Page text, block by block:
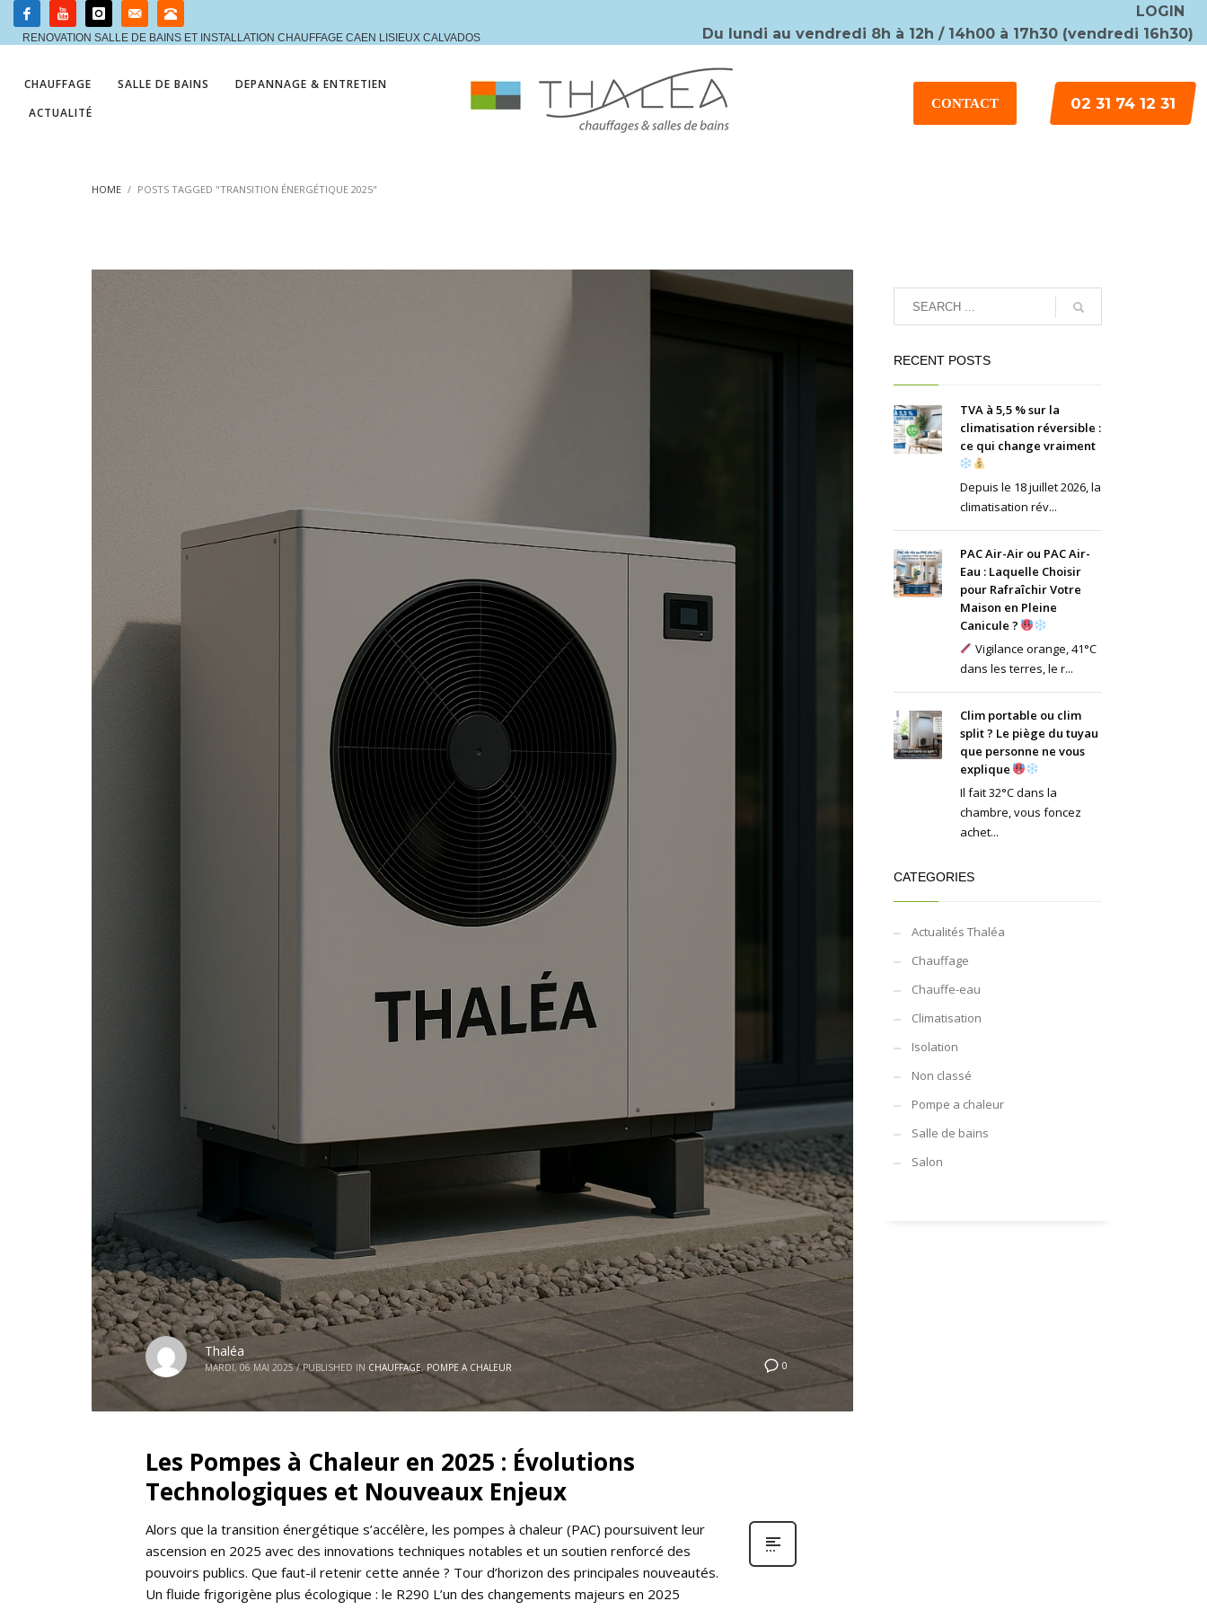
RENOVATION SALLE DE BAINS ET INSTALLATION CHAUFFAGE CAEN LISIEUX CALVADOS
LOGIN
Du lundi au vendredi 8h à 12h / 14h00 à 17h30 (vendredi 16h30)
CHAUFFAGE SALLE DE BAINS
DEPANNAGE & ENTRETIEN
ACTUALITÉ
CONTACT 02 31 74 12 31
HOME POSTS TAGGED "TRANSITION ÉNERGÉTIQUE 2025"
0
Thaléa
MARDI, 06 MAI 2025 / PUBLISHED IN CHAUFFAGE, POMPE A CHALEUR
Les Pompes à Chaleur en 2025 : Évolutions
Technologiques et Nouveaux Enjeux
Alors que la transition énergétique s’accélère, les pompes à chaleur (PAC) poursuivent leur
ascension en 2025 avec des innovations techniques notables et un soutien renforcé des
pouvoirs publics. Que faut-il retenir cette année ? Tour d’horizon des principales nouveautés.
Un fluide frigorigène plus écologique : le R290 L’un des changements majeurs en 2025
RECENT POSTS
TVA à 5,5 % sur la
climatisation réversible :
ce qui change vraiment
Depuis le 18 juillet 2026, la
climatisation rév...
PAC Air-Air ou PAC Air-
Eau : Laquelle Choisir
pour Rafraîchir Votre
Maison en Pleine
Canicule ?
Vigilance orange, 41°C
dans les terres, le r...
Clim portable ou clim
split ? Le piège du tuyau
que personne ne vous
explique
Il fait 32°C dans la
chambre, vous foncez
achet...
CATEGORIES
Actualités Thaléa
Chauffage
Chauffe-eau
Climatisation
Isolation
Non classé
Pompe a chaleur
Salle de bains
Salon